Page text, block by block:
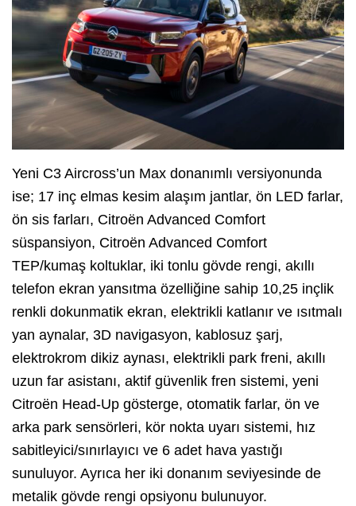
Yeni C3 Aircross’un Max donanımlı versiyonunda
ise; 17 inç elmas kesim alaşım jantlar, ön LED farlar,
ön sis farları, Citroën Advanced Comfort
süspansiyon, Citroën Advanced Comfort
TEP/kumaş koltuklar, iki tonlu gövde rengi, akıllı
telefon ekran yansıtma özelliğine sahip 10,25 inçlik
renkli dokunmatik ekran, elektrikli katlanır ve ısıtmalı
yan aynalar, 3D navigasyon, kablosuz şarj,
elektrokrom dikiz aynası, elektrikli park freni, akıllı
uzun far asistanı, aktif güvenlik fren sistemi, yeni
Citroën Head-Up gösterge, otomatik farlar, ön ve
arka park sensörleri, kör nokta uyarı sistemi, hız
sabitleyici/sınırlayıcı ve 6 adet hava yastığı
sunuluyor. Ayrıca her iki donanım seviyesinde de
metalik gövde rengi opsiyonu bulunuyor.